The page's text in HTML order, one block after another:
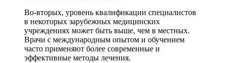
Во-вторых, уровень квалификации специалистов
в некоторых зарубежных медицинских
учреждениях может быть выше, чем в местных.
Врачи с международным опытом и обучением
часто применяют более современные и
эффективные методы лечения.